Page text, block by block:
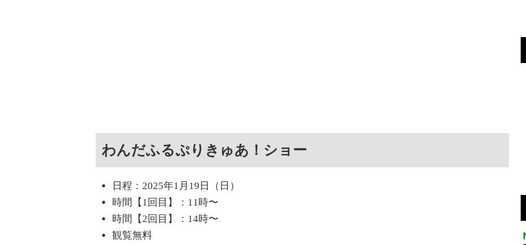
わんだふるぷりきゅあ！ショー
日程：2025年1月19日（日）
時間【1回目】：11時〜
時間【2回目】：14時〜
観覧無料